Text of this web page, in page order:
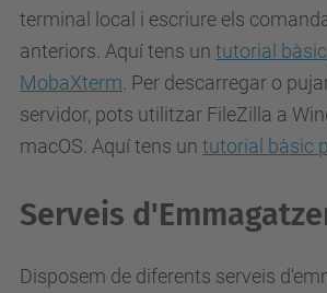
terminal local i escriure els
anteriors. Aquí tens un tutorial
MobaXterm . Per descarregar o
servidor, pots utilitzar FileZilla a
macOS. Aquí tens un tutorial bàsic
Serveis
Disposem de diferents serveis